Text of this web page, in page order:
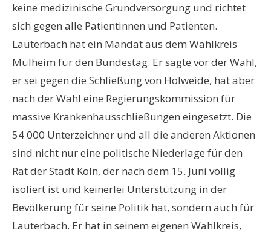
keine medizinische Grundversorgung und richtet
sich gegen alle Patientinnen und Patienten.
Lauterbach hat ein Mandat aus dem Wahlkreis
Mülheim für den Bundestag. Er sagte vor der Wahl,
er sei gegen die Schließung von Holweide, hat aber
nach der Wahl eine Regierungskommission für
massive Krankenhausschließungen eingesetzt. Die
54 000 Unterzeichner und all die anderen Aktionen
sind nicht nur eine politische Niederlage für den
Rat der Stadt Köln, der nach dem 15. Juni völlig
isoliert ist und keinerlei Unterstützung in der
Bevölkerung für seine Politik hat, sondern auch für
Lauterbach. Er hat in seinem eigenen Wahlkreis,